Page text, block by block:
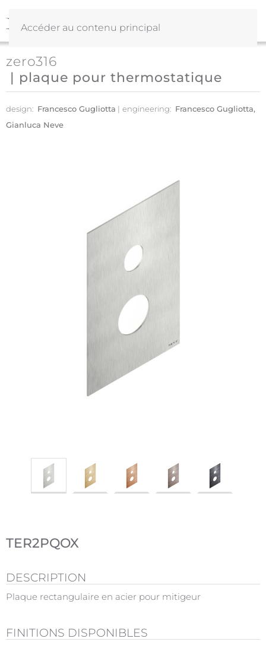
Accéder au contenu principal
zero316
| plaque pour thermostatique
design: Francesco Gugliotta engineering: Francesco Gugliotta,
Gianluca Neve
TER2PQOX
DESCRIPTION
Plaque rectangulaire en acier pour mitigeur
FINITIONS DISPONIBLES